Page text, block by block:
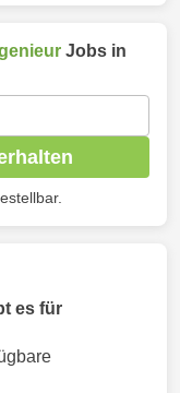
Jobs in
es für